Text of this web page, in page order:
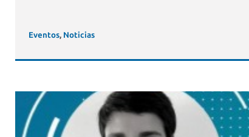
Eventos, Noticias